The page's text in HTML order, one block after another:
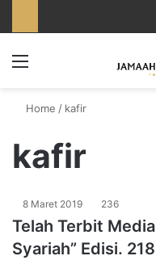
Home / kafir
kafir
8 Maret 2019 236
Telah Terbit
Syariah” Edisi. 218